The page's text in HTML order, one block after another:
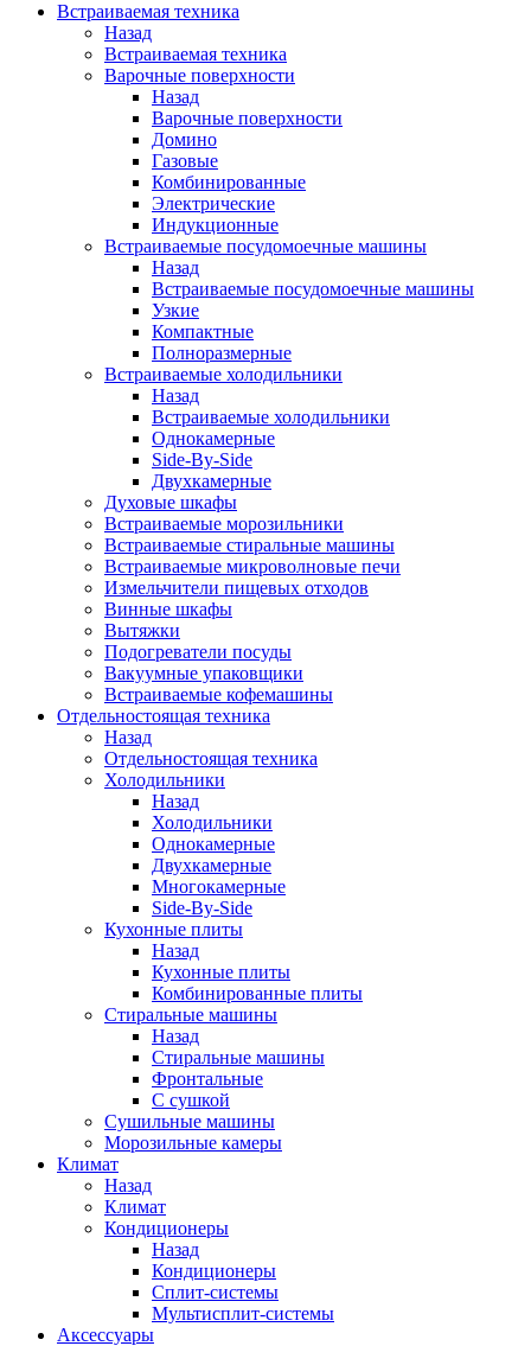
Встраиваемая техника
Назад
Встраиваемая техника
Варочные поверхности
Назад
Варочные поверхности
Домино
Газовые
Комбинированные
Электрические
Индукционные
Встраиваемые посудомоечные машины
Назад
Встраиваемые посудомоечные машины
Узкие
Компактные
Полноразмерные
Встраиваемые холодильники
Назад
Встраиваемые холодильники
Однокамерные
Side-By-Side
Двухкамерные
Духовые шкафы
Встраиваемые морозильники
Встраиваемые стиральные машины
Встраиваемые микроволновые печи
Измельчители пищевых отходов
Винные шкафы
Вытяжки
Подогреватели посуды
Вакуумные упаковщики
Встраиваемые кофемашины
Отдельностоящая техника
Назад
Отдельностоящая техника
Холодильники
Назад
Холодильники
Однокамерные
Двухкамерные
Многокамерные
Side-By-Side
Кухонные плиты
Назад
Кухонные плиты
Комбинированные плиты
Стиральные машины
Назад
Стиральные машины
Фронтальные
С сушкой
Сушильные машины
Морозильные камеры
Климат
Назад
Климат
Кондиционеры
Назад
Кондиционеры
Сплит-системы
Мультисплит-системы
Аксессуары